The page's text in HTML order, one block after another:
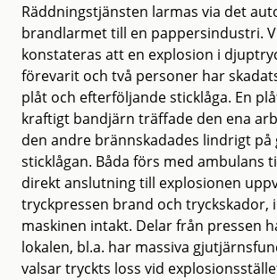
Räddningstjänsten larmas via det
brandlarmet till en pappersindustri.
konstateras att en explosion i
förevarit och två personer har
plåt och efterföljande sticklåga. En
kraftigt bandjärn träffade den ena
den andre brännskadades lindrigt på
sticklågan. Båda förs med ambulans
direkt anslutning till explosionen
tryckpressen brand och tryckskador,
maskinen intakt. Delar från pressen
lokalen, bl.a. har massiva
valsar tryckts loss vid